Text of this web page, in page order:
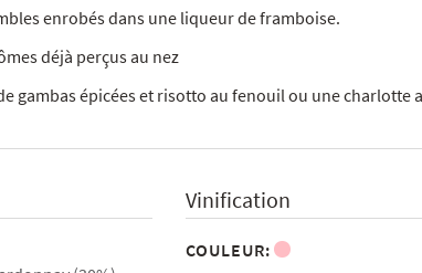
enrobés dans une liqueur de framboise.
déjà perçus au nez
gambas épicées et risotto au fenouil ou une charlotte
Vinification
COULEUR: